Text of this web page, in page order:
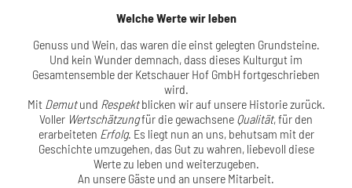
Welche Werte wir leben
Genuss und Wein, das waren die einst gelegten Grundsteine.
Und kein Wunder demnach, dass dieses Kulturgut im
Gesamtensemble der Ketschauer Hof GmbH fortgeschrieben
wird.
Mit Demutund Respektblicken wir auf unsere Historie zurück.
Voller Wertschätzungfür die gewachsene Qualität, für den
erarbeiteten Erfolg. Es liegt nun an uns, behutsam mit der
Geschichte umzugehen, das Gut zu wahren, liebevoll diese
Werte zu leben und weiterzugeben.
An unsere Gäste und an unsere Mitarbeit.